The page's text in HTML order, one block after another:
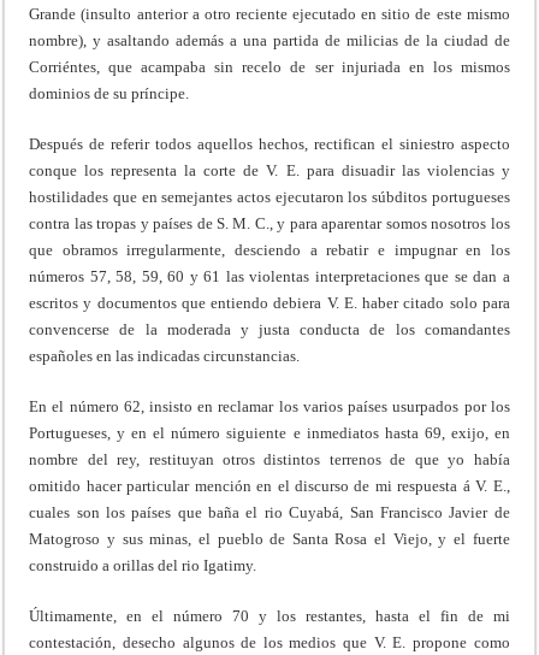
Grande (insulto anterior a otro reciente ejecutado en sitio de este mismo
nombre), y asaltando además a una partida de milicias de la ciudad de
Corriéntes, que acampaba sin recelo de ser injuriada en los mismos
dominios de su príncipe.
Después de referir todos aquellos hechos, rectifican el siniestro aspecto
conque los representa la corte de V. E. para disuadir las violencias y
hostilidades que en semejantes actos ejecutaron los súbditos portugueses
contra las tropas y países de S. M. C., y para aparentar somos nosotros los
que obramos irregularmente, desciendo a rebatir e impugnar en los
números 57, 58, 59, 60 y 61 las violentas interpretaciones que se dan a
escritos y documentos que entiendo debiera V. E. haber citado solo para
convencerse de la moderada y justa conducta de los comandantes
españoles en las indicadas circunstancias.
En el número 62, insisto en reclamar los varios países usurpados por los
Portugueses, y en el número siguiente e inmediatos hasta 69, exijo, en
nombre del rey, restituyan otros distintos terrenos de que yo había
omitido hacer particular mención en el discurso de mi respuesta á V. E.,
cuales son los países que baña el rio Cuyabá, San Francisco Javier de
Matogroso y sus minas, el pueblo de Santa Rosa el Viejo, y el fuerte
construido a orillas del rio Igatimy.
Últimamente, en el número 70 y los restantes, hasta el fin de mi
contestación, desecho algunos de los medios que V. E. propone como